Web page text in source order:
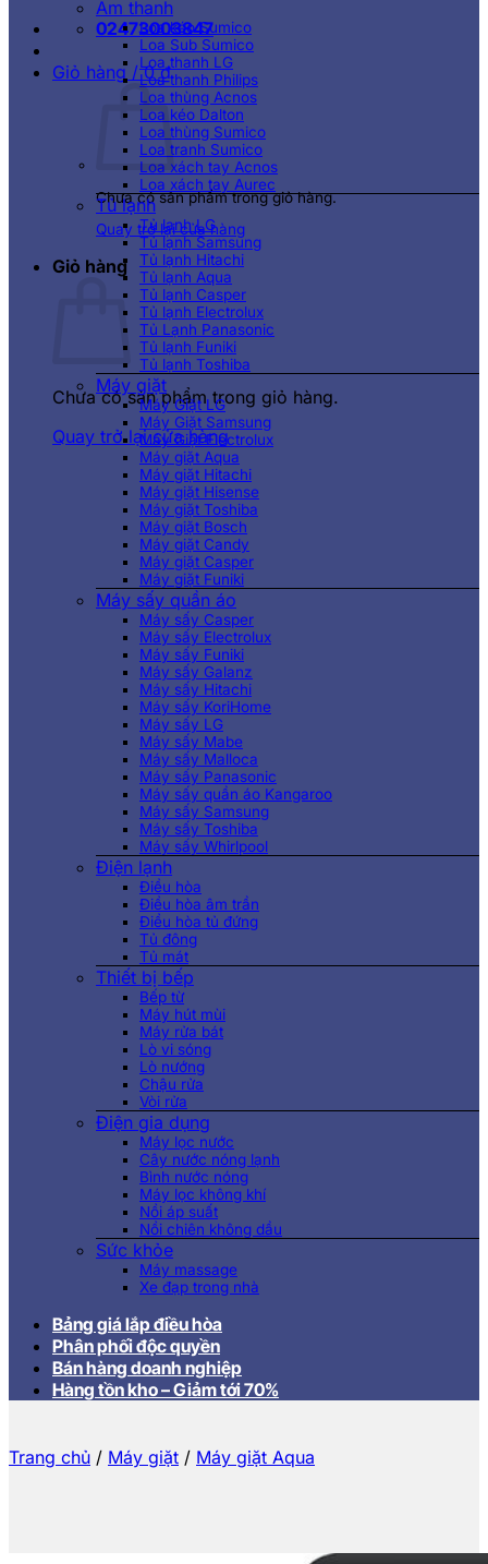
02473003847
Giỏ hàng /0₫
Chưa có sản phẩm trong giỏ hàng.
Quay trở lại cửa hàng
Giỏ hàng
Chưa có sản phẩm trong giỏ hàng.
Quay trở lại cửa hàng
Âm thanh
Loa kéo Sumico
Loa Sub Sumico
Loa thanh LG
Loa thanh Philips
Loa thùng Acnos
Loa kéo Dalton
Loa thùng Sumico
Loa tranh Sumico
Loa xách tay Acnos
Loa xách tay Aurec
Tủ lạnh
Tủ lạnh LG
Tủ lạnh Samsung
Tủ lạnh Hitachi
Tủ lạnh Aqua
Tủ lạnh Casper
Tủ lạnh Electrolux
Tủ Lạnh Panasonic
Tủ lạnh Funiki
Tủ lạnh Toshiba
Máy giặt
Máy Giặt LG
Máy Giặt Samsung
Máy Giặt Electrolux
Máy giặt Aqua
Máy giặt Hitachi
Máy giặt Hisense
Máy giặt Toshiba
Máy giặt Bosch
Máy giặt Candy
Máy giặt Casper
Máy giặt Funiki
Máy sấy quần áo
Máy sấy Casper
Máy sấy Electrolux
Máy sấy Funiki
Máy sấy Galanz
Máy sấy Hitachi
Máy sấy KoriHome
Máy sấy LG
Máy sấy Mabe
Máy sấy Malloca
Máy sấy Panasonic
Máy sấy quần áo Kangaroo
Máy sấy Samsung
Máy sấy Toshiba
Máy sấy Whirlpool
Điện lạnh
Điều hòa
Điều hòa âm trần
Điều hòa tủ đứng
Tủ đông
Tủ mát
Thiết bị bếp
Bếp từ
Máy hút mùi
Máy rửa bát
Lò vi sóng
Lò nướng
Chậu rửa
Vòi rửa
Điện gia dụng
Máy lọc nước
Cây nước nóng lạnh
Bình nước nóng
Máy lọc không khí
Nồi áp suất
Nồi chiên không dầu
Sức khỏe
Máy massage
Xe đạp trong nhà
Bảng giá lắp điều hòa
Phân phối độc quyền
Bán hàng doanh nghiệp
Hàng tồn kho – Giảm tới 70%
Trang chủ / Máy giặt / Máy giặt Aqua